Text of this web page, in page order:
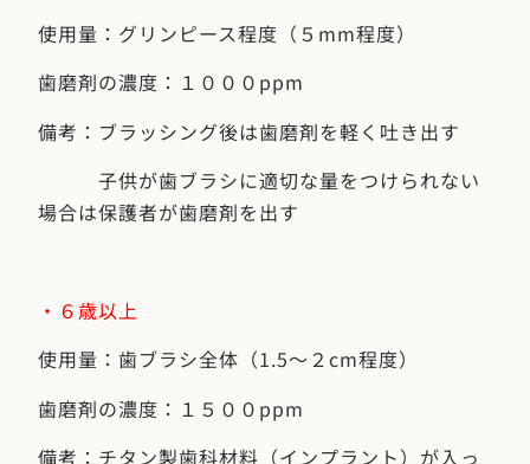
使用量：グリンピース程度（５mm程度）
歯磨剤の濃度：１０００ppm
備考：ブラッシング後は歯磨剤を軽く吐き出す
子供が歯ブラシに適切な量をつけられない
場合は保護者が歯磨剤を出す
・６歳以上
使用量：歯ブラシ全体（1.5〜２cm程度）
歯磨剤の濃度：１５００ppm
備考：チタン製歯科材料（インプラント）が入っ